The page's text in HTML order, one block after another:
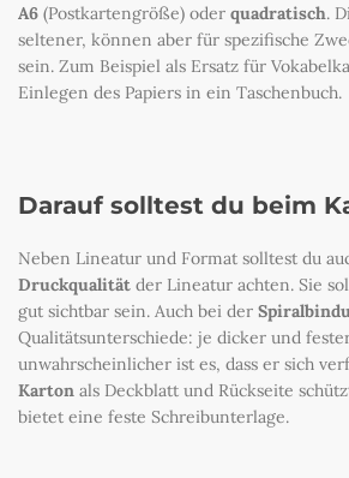
A6 (Postkartengröße) oder quadratisch.
seltener, können aber für spezifische
sein. Zum Beispiel als Ersatz für
Einlegen des Papiers in ein Taschenbuch.
Darauf solltest du beim
Neben Lineatur und Format solltest du
Druckqualität der Lineatur achten. Sie
gut sichtbar sein. Auch bei der
Qualitätsunterschiede: je dicker und
unwahrscheinlicher ist es, dass er sich
Karton als Deckblatt und Rückseite
bietet eine feste Schreibunterlage.